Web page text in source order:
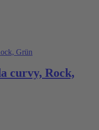
curvy, Rock,